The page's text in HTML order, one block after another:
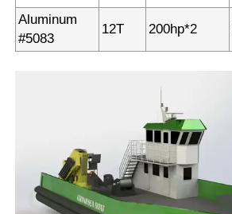
Aluminum
#5083
12T 200hp*2